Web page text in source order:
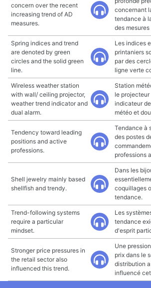
concern over the recent
increasing trend of AD
measures.
concernant
tendance à
des
Spring indices and trend
are denoted by green
circles and the solid green
line.
Les indices
printaniers
par des
ligne verte
Wireless weather station
with wall/ ceiling projector,
weather trend indicator and
dual alarm.
Station
le
indicateur
météo et
Tendency toward leading
positions and active
professions.
Tendance à
des postes
professions
Shell jewelry mainly based
shellfish and trendy.
Dans les
coquillages
tendance.
Trend-following systems
require a particular
mindset.
Les
tendance
d'esprit
Stronger price pressures in
the retail sector also
influenced this trend.
Une
prix dans le
distribution
influencé